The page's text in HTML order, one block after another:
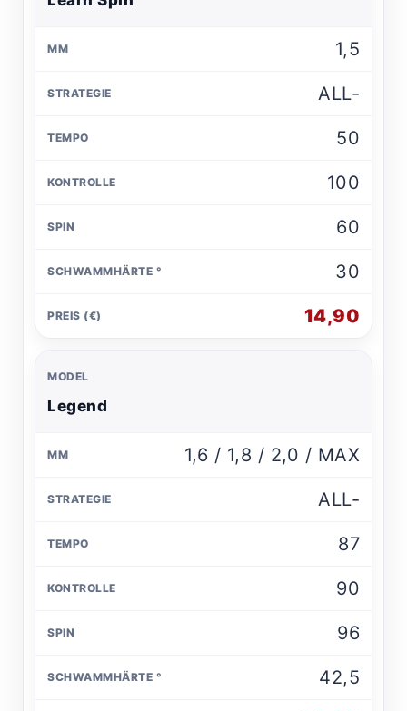
1,5
ALL-
50
100
60
30
14,90
Legend
1,6 / 1,8 / 2,0 / MAX
ALL-
87
90
96
42,5